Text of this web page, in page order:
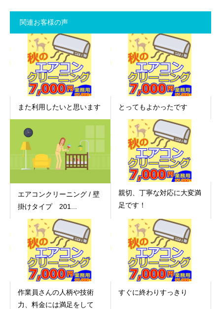
関連お客様の声
また利用したいと思います とってもよかったです
エアコンクリーニング / 壁
掛けタイプ 201...
親切、丁寧な対応に大変満
足です！
作業員さんの人柄や技術
力、料金には満足をして
すぐに終わりすっきり